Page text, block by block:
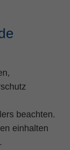
beachten.
einhalten